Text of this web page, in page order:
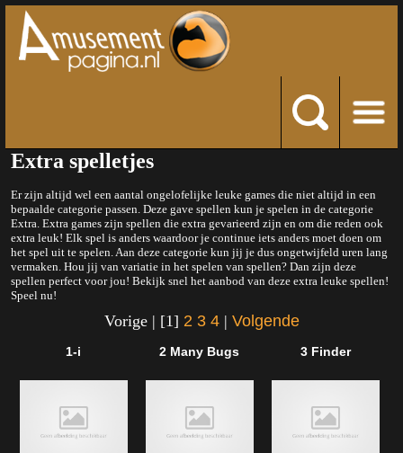
Extra spelletjes
Er zijn altijd wel een aantal ongelofelijke leuke games die niet altijd in een
bepaalde categorie passen. Deze gave spellen kun je spelen in de categorie
Extra. Extra games zijn spellen die extra gevarieerd zijn en om die reden ook
extra leuk! Elk spel is anders waardoor je continue iets anders moet doen om
het spel uit te spelen. Aan deze categorie kun jij je dus ongetwijfeld uren lang
vermaken. Hou jij van variatie in het spelen van spellen? Dan zijn deze
spellen perfect voor jou! Bekijk snel het aanbod van deze extra leuke spellen!
Speel nu!
Vorige | [1] 2 3 4| Volgende
1-i 2 Many Bugs 3 Finder